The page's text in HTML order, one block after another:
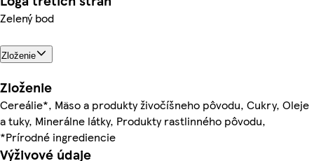
Zelený bod
Zloženie
Zloženie
Cereálie*, Mäso a produkty živočíšneho pôvodu, Cukry, Oleje
a tuky, Minerálne látky, Produkty rastlinného pôvodu,
*Prírodné ingrediencie
Výživové údaje